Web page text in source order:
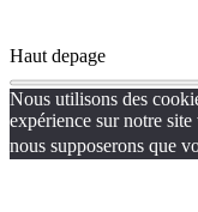
Haut depage
Nous utilisons des
expérience sur notre
nous supposerons que